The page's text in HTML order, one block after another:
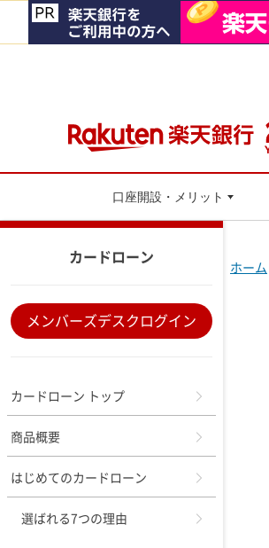
口座開設・メリット
カードローン
メンバーズデスクログイン
カードローン トップ
商品概要
はじめてのカードローン
選ばれる7つの理由
ホーム